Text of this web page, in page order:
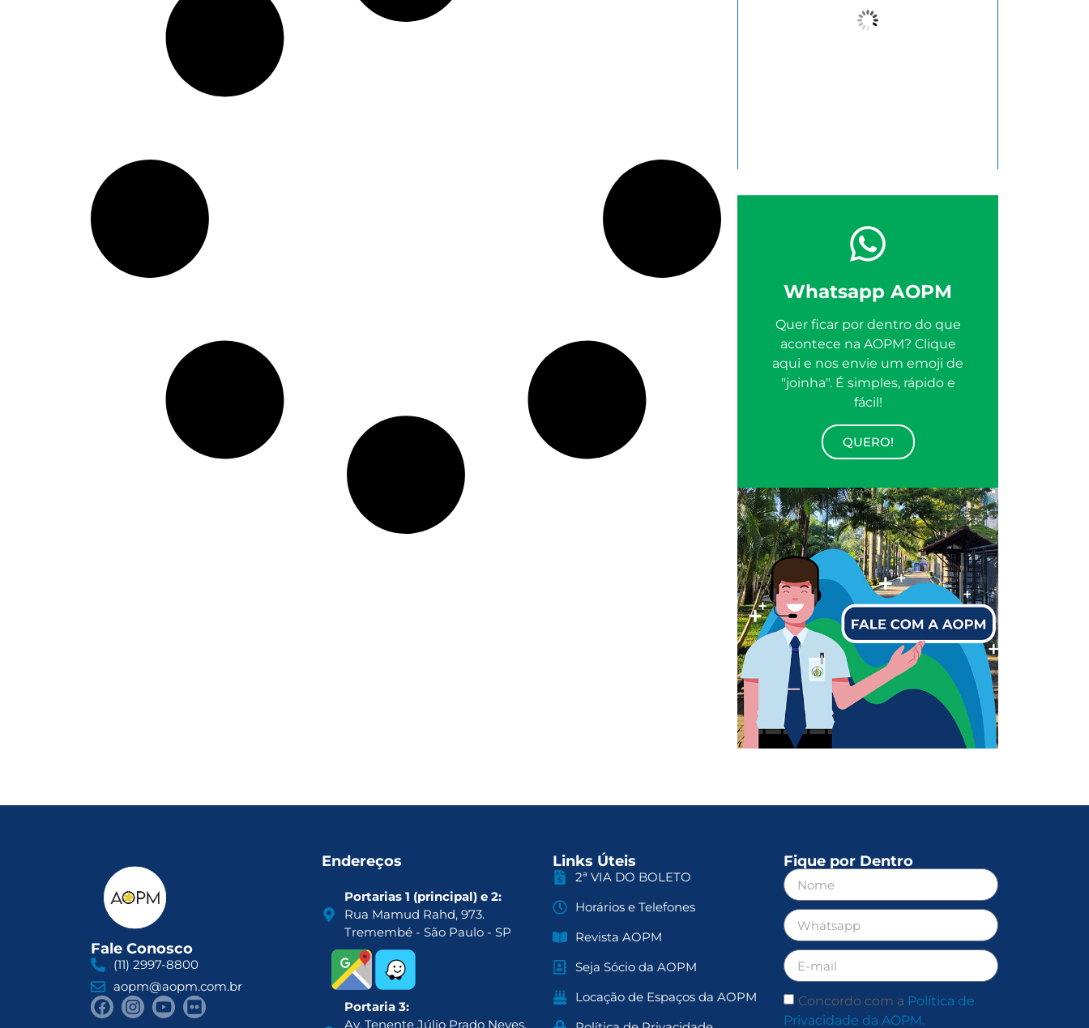
Wind Gust: 24 Km/h
Whatsapp AOPM
Quer ficar por dentro do que
acontece na AOPM? Clique
aqui e nos envie um emoji de
"joinha". É simples, rápido e
fácil!
QUERO!
Fale Conosco
(11) 2997-8800
aopm@aopm.com.br
Endereços
Portarias 1 (principal) e 2:
Rua Mamud Rahd, 973.
Tremembé - São Paulo - SP
Portaria 3:
Av. Tenente Júlio Prado Neves,
Links Úteis
2ª VIA DO BOLETO
Horários e Telefones
Revista AOPM
Seja Sócio da AOPM
Locação de Espaços da AOPM
Fique por Dentro
Concordo com a Política de
Privacidade da AOPM.